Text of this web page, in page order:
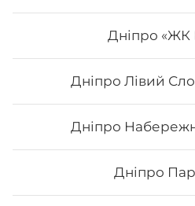
Дніпро «ЖК
Дніпро Лівий
Дніпро
Дніпро
Тропік
Вага: 245 г Склад: Норі, рис,